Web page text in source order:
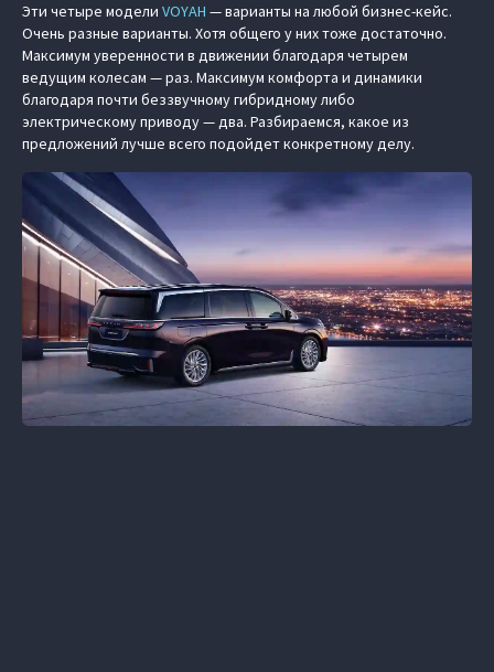
Эти четыре модели VOYAH — варианты на любой бизнес-кейс.
Очень разные варианты. Хотя общего у них тоже достаточно.
Максимум уверенности в движении благодаря четырем
ведущим колесам — раз. Максимум комфорта и динамики
благодаря почти беззвучному гибридному либо
электрическому приводу — два. Разбираемся, какое из
предложений лучше всего подойдет конкретному делу.